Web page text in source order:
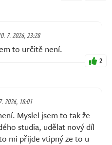
7. 2026, 23:28
to určitě není.
2
2026, 18:01
Myslel jsem to tak že
studia, udělat nový díl
mi přijde vtipný ze to u